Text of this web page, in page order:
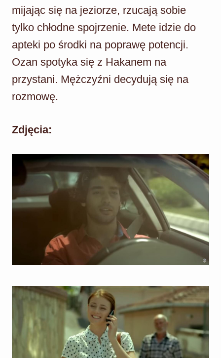
mijając się na jeziorze, rzucają sobie
tylko chłodne spojrzenie. Mete idzie do
apteki po środki na poprawę potencji.
Ozan spotyka się z Hakanem na
przystani. Mężczyźni decydują się na
rozmowę.
Zdjęcia: